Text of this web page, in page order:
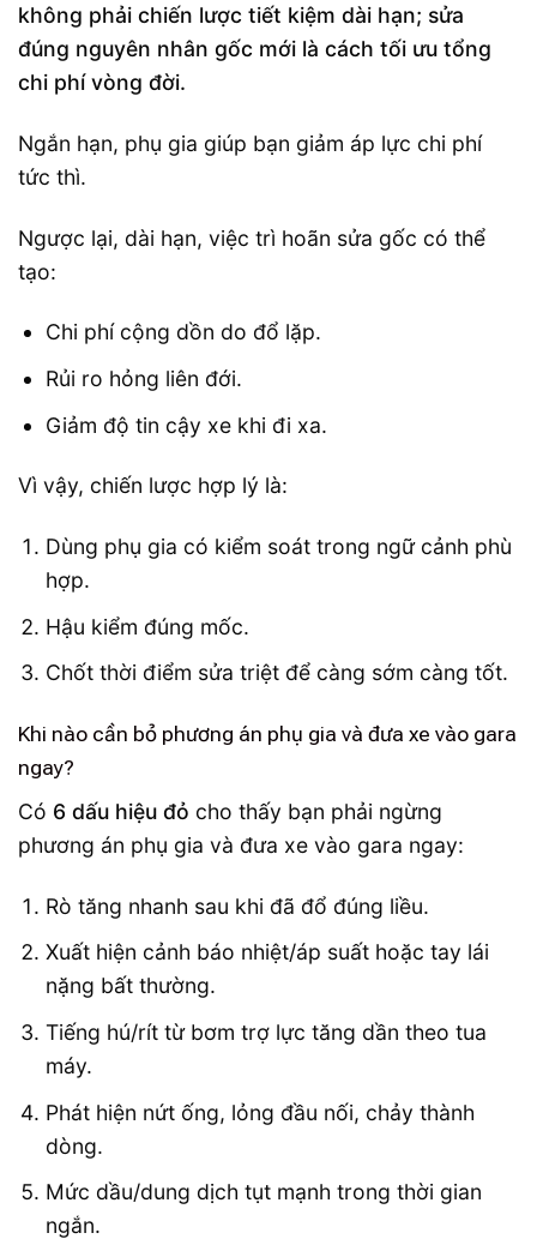
không phải chiến lược tiết kiệm dài hạn; sửa
đúng nguyên nhân gốc mới là cách tối ưu tổng
chi phí vòng đời.
Ngắn hạn, phụ gia giúp bạn giảm áp lực chi phí
tức thì.
Ngược lại, dài hạn, việc trì hoãn sửa gốc có thể
tạo:
Chi phí cộng dồn do đổ lặp.
Rủi ro hỏng liên đới.
Giảm độ tin cậy xe khi đi xa.
Vì vậy, chiến lược hợp lý là:
Dùng phụ gia có kiểm soát trong ngữ cảnh phù
hợp.
Hậu kiểm đúng mốc.
Chốt thời điểm sửa triệt để càng sớm càng tốt.
Khi nào cần bỏ phương án phụ gia và đưa xe vào gara
ngay?
Có 6 dấu hiệu đỏ cho thấy bạn phải ngừng
phương án phụ gia và đưa xe vào gara ngay:
Rò tăng nhanh sau khi đã đổ đúng liều.
Xuất hiện cảnh báo nhiệt/áp suất hoặc tay lái
nặng bất thường.
Tiếng hú/rít từ bơm trợ lực tăng dần theo tua
máy.
Phát hiện nứt ống, lỏng đầu nối, chảy thành
dòng.
Mức dầu/dung dịch tụt mạnh trong thời gian
ngắn.